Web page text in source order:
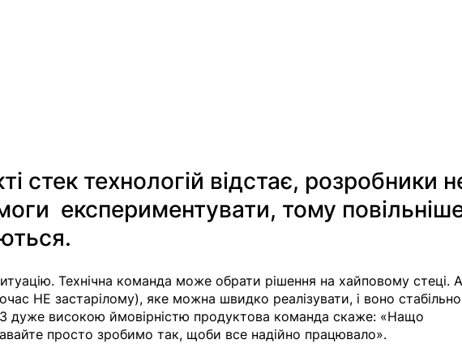
стек технологій відстає, розробники
експериментувати, тому
Технічна команда може обрати рішення на хайповому стеці.
НЕ застарілому), яке можна швидко реалізувати, і воно стабільно
дуже високою ймовірністю продуктова команда скаже: «Нащо
просто зробимо так, щоби все надійно працювало».